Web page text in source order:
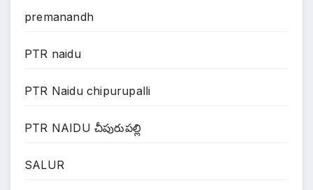
premanandh
PTR naidu
PTR Naidu chipurupalli
PTR NAIDU చీపురుపల్లి
SALUR